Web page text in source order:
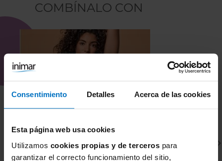
Consentimiento Detalles Acerca de las cookies
Esta página web usa cookies
Utilizamos cookies propias y de terceros para
garantizar el correcto funcionamiento del sitio,
COMBÍNALO CON